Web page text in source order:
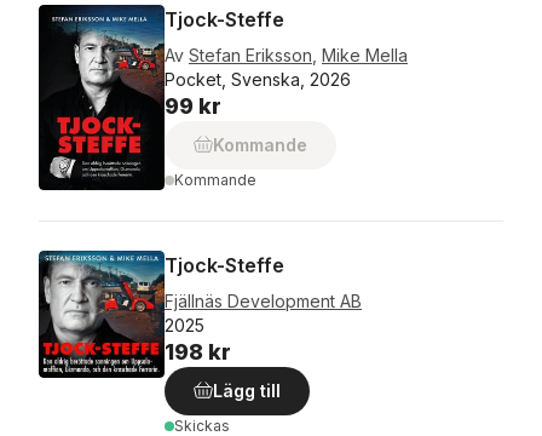
Tjock-Steffe
Av Stefan Eriksson Mike Mella
Pocket, Svenska, 2026
99 kr
Kommande
Kommande
Tjock-Steffe
Fjällnäs Development AB
2025
198 kr
Lägg till
Skickas